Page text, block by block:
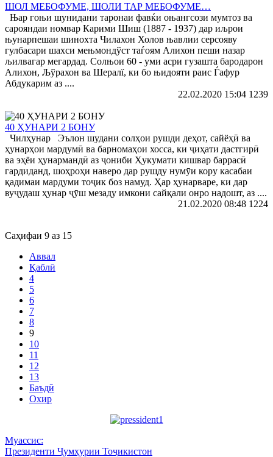
ШОЛ МЕБОФУМЕ, ШОЛИ ТАР МЕБОФУМЕ…
Њар гоњи шунидани таронаи фавќи оњангсози мумтоз ва
сарояндаи номвар Карими Шиш (1887 - 1937) дар иљрои
њунарпешаи шинохта Чилахон Холов њавлии серсояву
гулбасари шахси мењмондўст таѓоям Алихон пеши назар
љилвагар мегардад. Солњои 60 - уми асри гузашта бародарон
Алихон, Љўрахон ва Шералї, ки бо њидояти раис Ѓафур
Абдукарим аз ....
22.02.2020 15:04 1239
40 ҲУНАРИ 2 БОНУ
Чилҳунар Эълон шудани солҳои рушди деҳот, сайёҳӣ ва
ҳунарҳои мардумӣ ва барномаҳои хосса, ки ҷиҳати дастгирӣ
ва эҳёи ҳунармандӣ аз ҷониби Ҳукумати кишвар баррасӣ
гардиданд, шоҳроҳи наверо дар рушду нумӯи кору касабаи
қадимаи мардуми тоҷик боз намуд. Ҳар ҳунарваре, ки дар
вуҷудаш ҳунар ҷӯш мезаду имкони сайқали онро надошт, аз ....
21.02.2020 08:48 1224
Саҳифаи 9 аз 15
Аввал
Қаблӣ
4
5
6
7
8
9
10
11
12
13
Баъдӣ
Охир
Муассис:
Президенти Ҷумҳурии Тоҷикистон